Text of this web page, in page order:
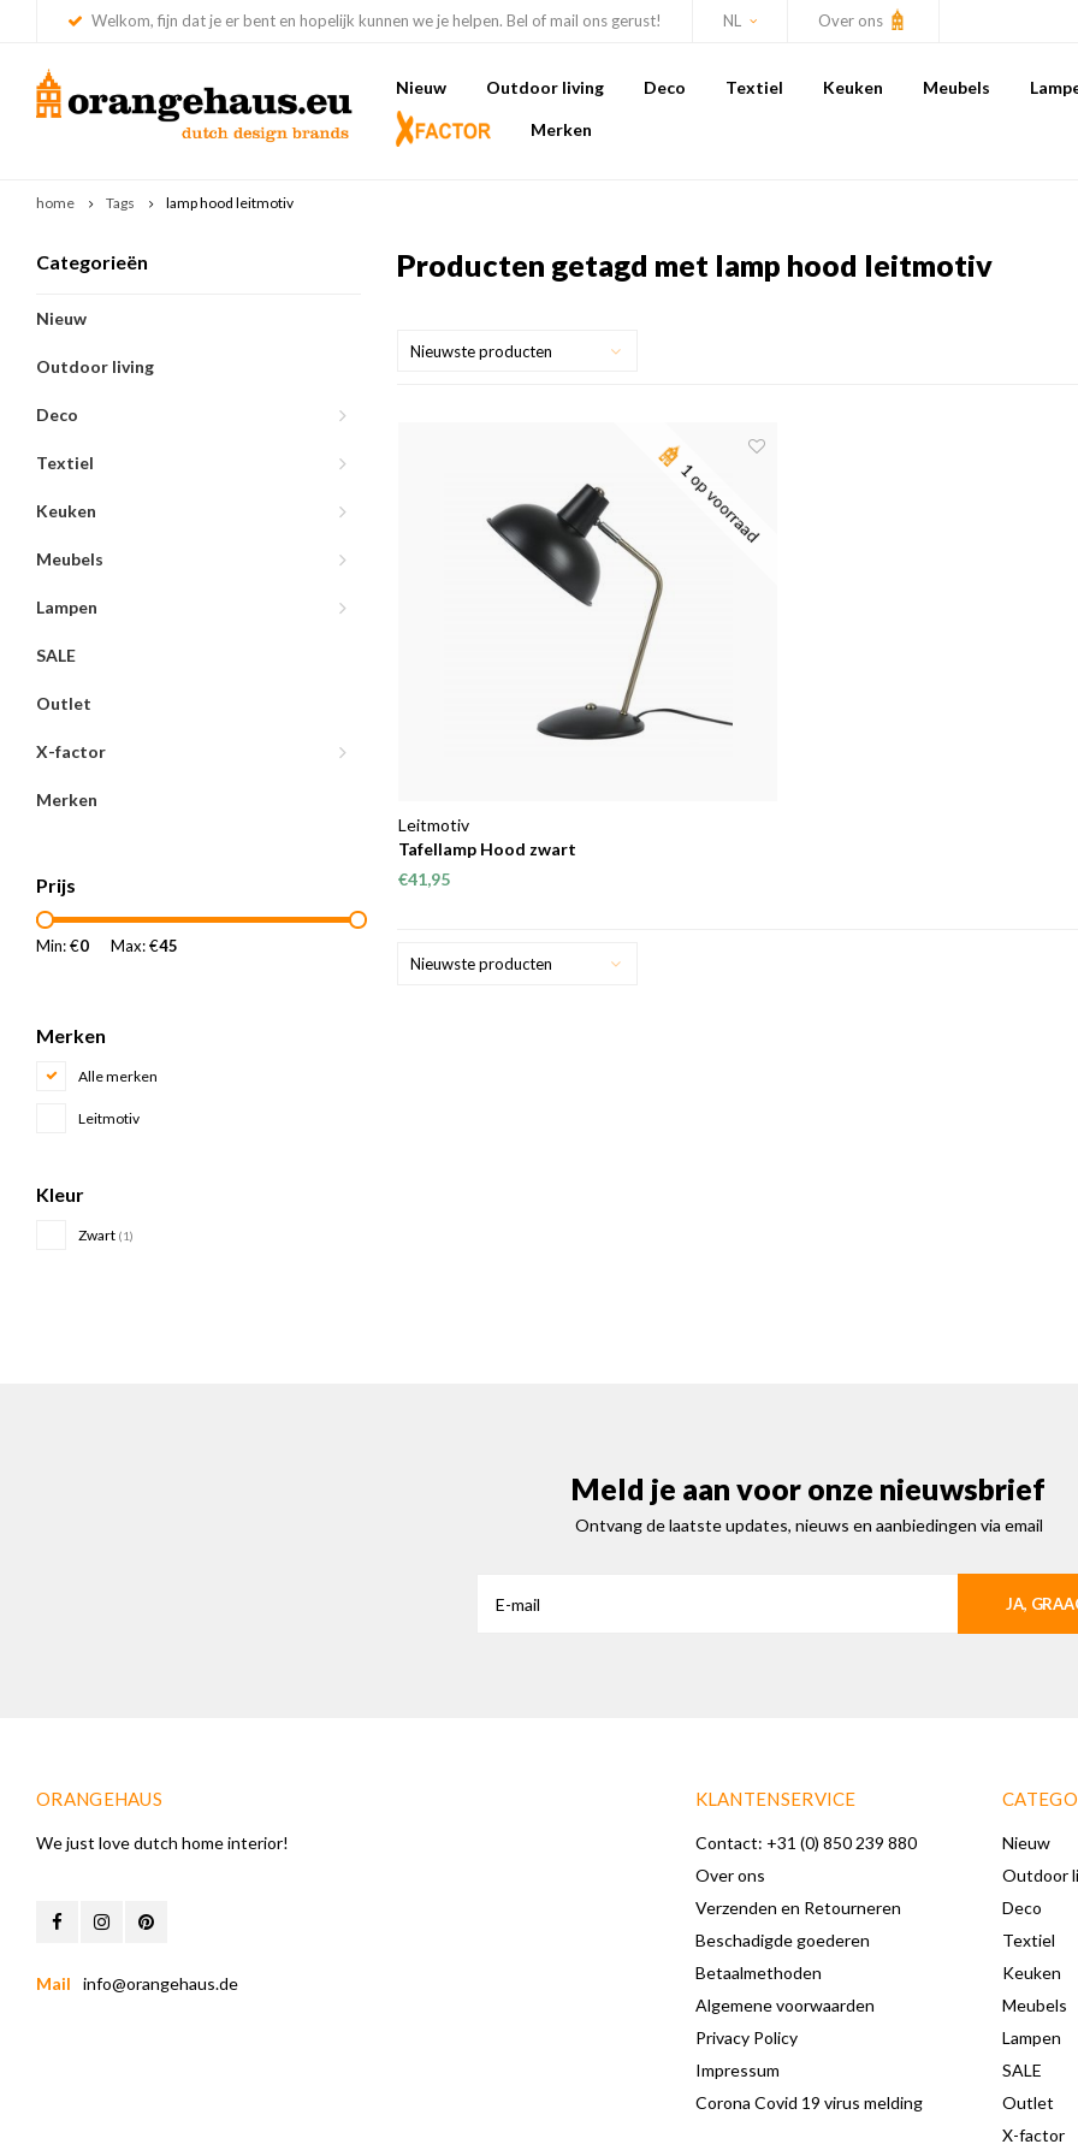
Welkom, fijn dat je er bent en hopelijk kunnen we je helpen. Bel of mail ons gerust! NL Over ons
Nieuw Outdoor living Deco Textiel Keuken Meubels
Merken
home Tags lamp hood leitmotiv
Categorieën
Nieuw
Outdoor living
Deco
Textiel
Keuken
Meubels
Lampen
SALE
Outlet
X-factor
Merken
Prijs
Min: €0 Max: €45
Merken
Alle merken
Leitmotiv
Kleur
Zwart (1)
Producten getagd met lamp hood leitmotiv
Nieuwste producten
1 op voorraad
Leitmotiv
Tafellamp Hood zwart
€41,95
Nieuwste producten
Meld je aan voor onze nieuwsbrief
Ontvang de laatste updates, nieuws en aanbiedingen via email
JA,
ORANGEHAUS
We just love dutch home interior!
Mail info@orangehaus.de
KLANTENSERVICE
Contact: +31 (0) 850 239 880
Over ons
Verzenden en Retourneren
Beschadigde goederen
Betaalmethoden
Algemene voorwaarden
Privacy Policy
Impressum
Corona Covid 19 virus melding
Nieuw
Outdoor
Deco
Textiel
Keuken
Meubels
Lampen
SALE
Outlet
X-factor